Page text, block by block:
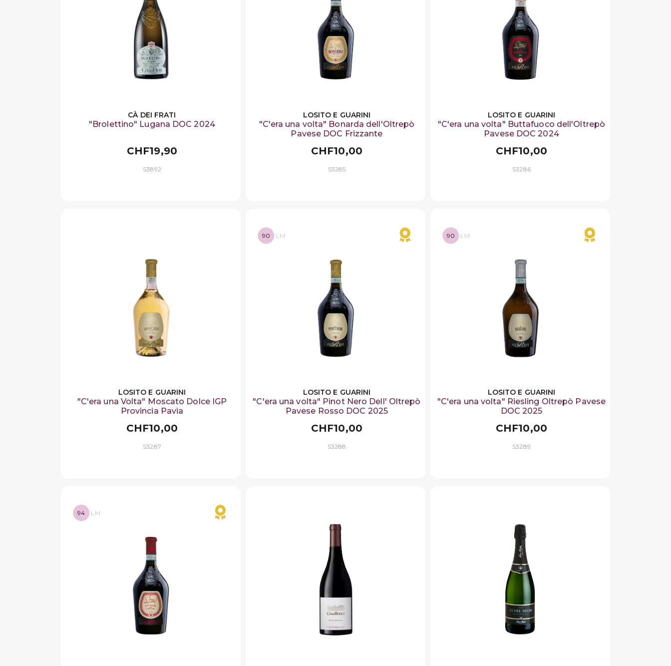
CÀ DEI FRATI
"Brolettino" Lugana DOC 2024
CHF19,90
S3892
LOSITO E GUARINI
"C'era una volta" Bonarda dell'Oltrepò
Pavese DOC Frizzante
CHF10,00
S3285
LOSITO E GUARINI
"C'era una volta" Buttafuoco dell'Oltrepò
Pavese DOC 2024
CHF10,00
S3286
LOSITO E GUARINI
"C'era una Volta" Moscato Dolce IGP
Provincia Pavia
CHF10,00
S3287
90 LM
LOSITO E GUARINI
"C'era una volta" Pinot Nero Dell' Oltrepò
Pavese Rosso DOC 2025
CHF10,00
S3288
90 LM
LOSITO E GUARINI
"C'era una volta" Riesling Oltrepò Pavese
DOC 2025
CHF10,00
S3289
94 LM